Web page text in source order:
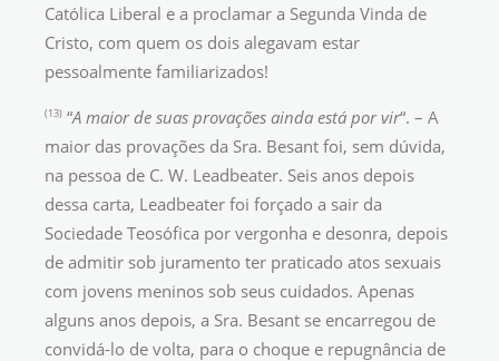
Católica Liberal e a proclamar a Segunda Vinda de
Cristo, com quem os dois alegavam estar
pessoalmente familiarizados!
(13) “A maior de suas provações ainda está por vir“. – A
maior das provações da Sra. Besant foi, sem dúvida,
na pessoa de C. W. Leadbeater. Seis anos depois
dessa carta, Leadbeater foi forçado a sair da
Sociedade Teosófica por vergonha e desonra, depois
de admitir sob juramento ter praticado atos sexuais
com jovens meninos sob seus cuidados. Apenas
alguns anos depois, a Sra. Besant se encarregou de
convidá-lo de volta, para o choque e repugnância de